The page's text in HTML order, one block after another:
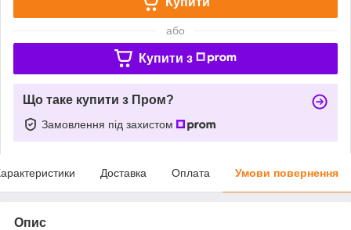
або
Купити з
Що таке купити з Пром?
Замовлення під захистом
Доставка Оплата Умови повернення
Опис